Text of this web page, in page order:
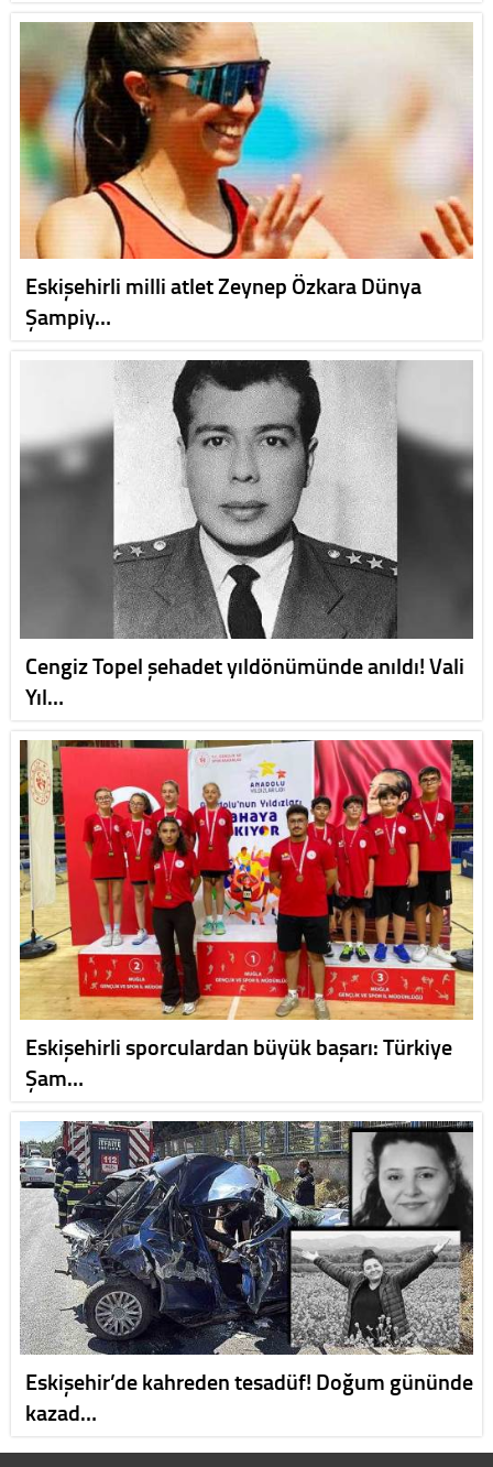
Eskişehirli milli atlet Zeynep Özkara Dünya
Şampiy…
Cengiz Topel şehadet yıldönümünde anıldı! Vali
Yıl…
Eskişehirli sporculardan büyük başarı: Türkiye
Şam…
Eskişehir’de kahreden tesadüf! Doğum gününde
kazad…